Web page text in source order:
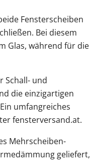
Fensterscheiben
Bei diesem
Glas, während für die
Schall- und
die einzigartigen
umfangreiches
fensterversand.at.
Mehrscheiben-
geliefert,